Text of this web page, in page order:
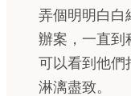
弄個明明白白
辦案，一直到
可以看到他們
淋漓盡致。